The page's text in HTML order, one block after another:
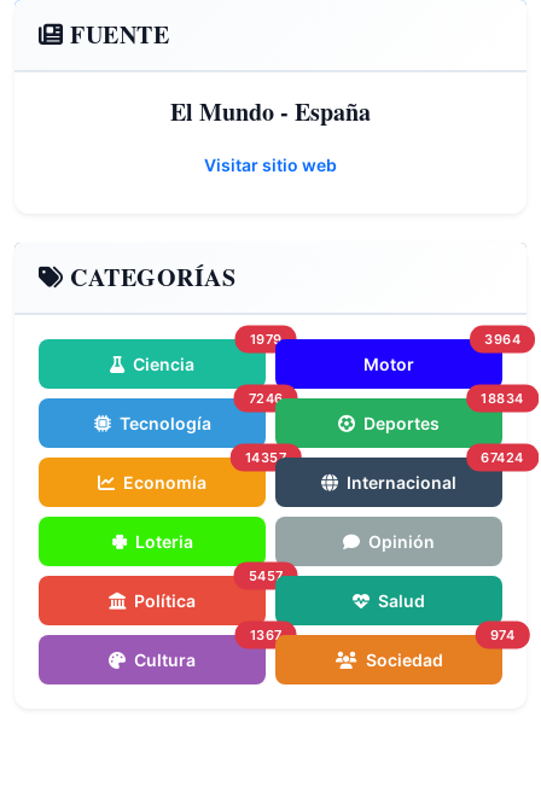
FUENTE
El Mundo - España
Visitar sitio web
CATEGORÍAS
Ciencia
1979
Motor
3964
Tecnología
7246
Deportes
18834
Economía
14357
Internacional
67424
Loteria Opinión
Política
5457
Salud
Cultura
1367
Sociedad
974